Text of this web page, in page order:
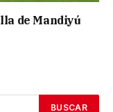
de Mandiyú